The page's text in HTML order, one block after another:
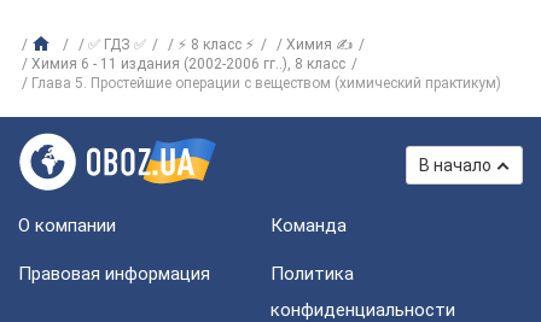
✅ ГДЗ ✅ ⚡ 8 класс ⚡
Химия ✍
Химия 6 - 11 издания (2002-2006 гг..), 8 класс
Глава 5. Простейшие операции с веществом (химический практикум)
В начало
О компании Команда
Правовая информация
Политика
конфиденциальности